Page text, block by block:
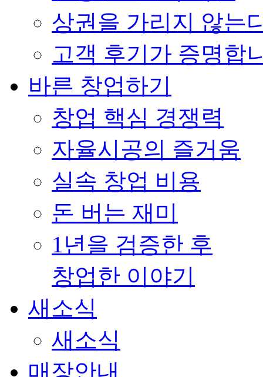
상권을 가리지 않는
고객 후기가 증명합
바른 창업하기
창업 핵심 경쟁력
자율시공의 즐거움
실속 창업 비용
돈 버는 재미
1년을 검증한 후
창업한 이야기
새소식
새소식
매장안내